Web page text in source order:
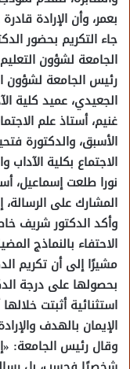
بعمر، وأن الإرادة
جاء التكريم بحضور
الجامعة لشؤون
رئيس الجامعة لشؤون
الجعيدي، عميد كلية
غنيم، أستاذ علم
الأسبق، والدكتورة
الاجتماع بكلية
نورا طلعت إسماعيل،
المشارك على
وأكد الدكتور شريف
الاحتفاء بالنماذج
مشيرًا إلى أن تكريم
بحصولها على درجة
استثنائية أثبتت
الإيمان بالهدف
وقال رئيس الجامعة: